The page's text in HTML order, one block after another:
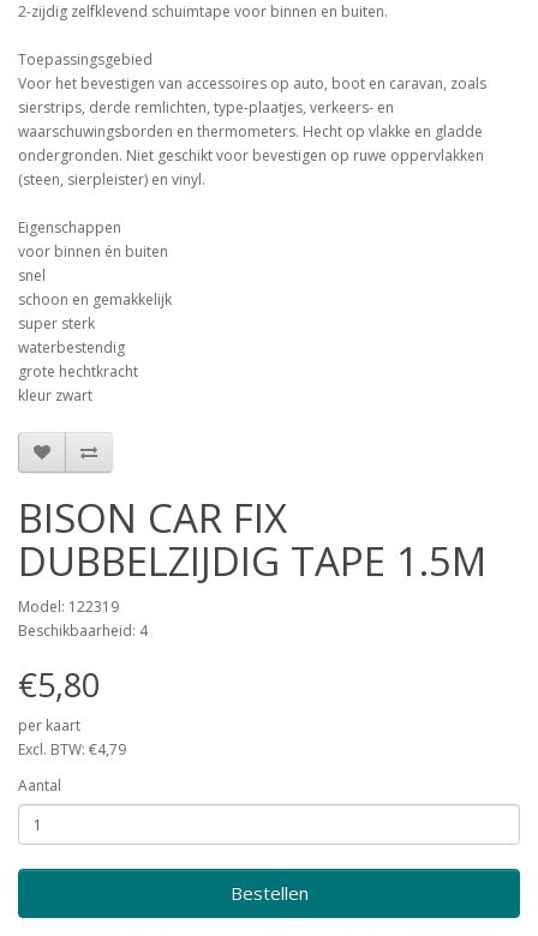
2-zijdig zelfklevend schuimtape voor binnen en buiten.
Toepassingsgebied
Voor het bevestigen van accessoires op auto, boot en caravan, zoals
sierstrips, derde remlichten, type-plaatjes, verkeers- en
waarschuwingsborden en thermometers. Hecht op vlakke en gladde
ondergronden. Niet geschikt voor bevestigen op ruwe oppervlakken
(steen, sierpleister) en vinyl.
Eigenschappen
voor binnen én buiten
snel
schoon en gemakkelijk
super sterk
waterbestendig
grote hechtkracht
kleur zwart
BISON CAR FIX
DUBBELZIJDIG TAPE 1.5M
Model: 122319
Beschikbaarheid: 4
€5,80
per kaart
Excl. BTW: €4,79
Aantal
Bestellen